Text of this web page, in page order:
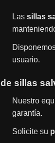
Las sillas
usuario.
sillas
Nuestro
garantía.
Solicite su